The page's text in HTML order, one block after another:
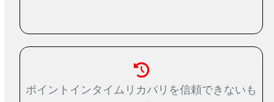
ポイントインタイムリカバリを信頼できないも